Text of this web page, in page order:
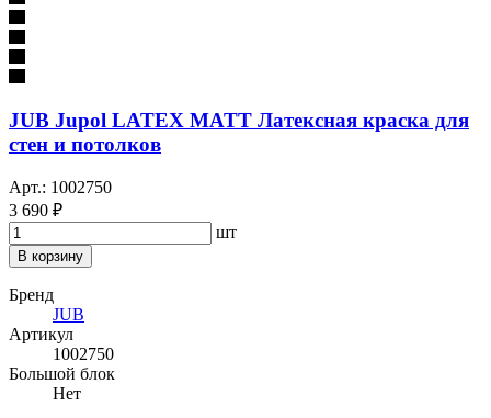
JUB Jupol LATEX MATT Латексная краска для
стен и потолков
Арт.: 1002750
3 690 ₽
шт
В корзину
Бренд
JUB
Артикул
1002750
Большой блок
Нет